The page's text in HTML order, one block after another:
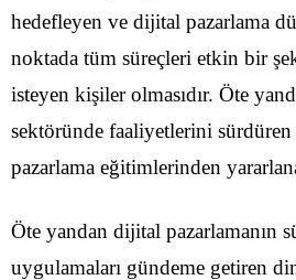
hedefleyen ve dijital pazarlama
noktada tüm süreçleri etkin bir
isteyen kişiler olmasıdır. Öte
sektöründe faaliyetlerini
pazarlama eğitimlerinden
Öte yandan dijital pazarlamanın
uygulamaları gündeme getiren